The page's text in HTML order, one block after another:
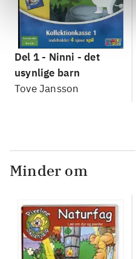
Del 1 - Ninni - det
usynlige barn
Tove Jansson
Minder om